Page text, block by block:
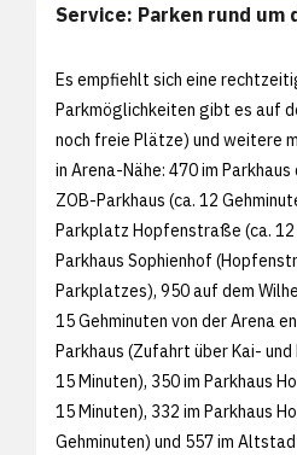
Service: Parken rund um
Es empfiehlt sich eine
Parkmöglichkeiten gibt es auf
noch freie Plätze) und weitere
in Arena-Nähe: 470 im
ZOB-Parkhaus (ca. 12
Parkplatz Hopfenstraße (ca. 12
Parkhaus Sophienhof
Parkplatzes), 950 auf dem
15 Gehminuten von der Arena
Parkhaus (Zufahrt über Kai-
15 Minuten), 350 im Parkhaus
15 Minuten), 332 im Parkhaus
Gehminuten) und 557 im